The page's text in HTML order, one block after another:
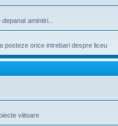
amintiri...
posteze orice intrebari despre liceu
viitoare